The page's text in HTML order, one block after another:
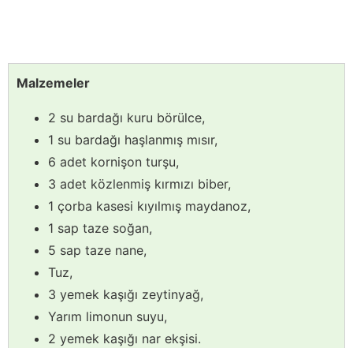
Malzemeler
2 su bardağı kuru börülce,
1 su bardağı haşlanmış mısır,
6 adet kornişon turşu,
3 adet közlenmiş kırmızı biber,
1 çorba kasesi kıyılmış maydanoz,
1 sap taze soğan,
5 sap taze nane,
Tuz,
3 yemek kaşığı zeytinyağ,
Yarım limonun suyu,
2 yemek kaşığı nar ekşisi.